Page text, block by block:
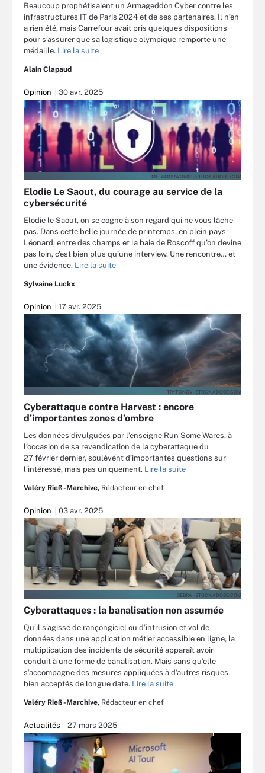
Beaucoup prophétisaient un Armageddon Cyber contre les
infrastructures IT de Paris 2024 et de ses partenaires. Il n’en
a rien été, mais Carrefour avait pris quelques dispositions
pour s’assurer que sa logistique olympique remporte une
médaille. Lire la suite
Alain Clapaud
Opinion 30 avr. 2025
METAMORWORKS - STOCK.ADOBE.COM
Elodie Le Saout, du courage au service de la
cybersécurité
Elodie le Saout, on se cogne à son regard qui ne vous lâche
pas. Dans cette belle journée de printemps, en plein pays
Léonard, entre des champs et la baie de Roscoff qu’on devine
pas loin, c’est bien plus qu’une interview. Une rencontre… et
une évidence. Lire la suite
Sylvaine Luckx
Opinion 17 avr. 2025
TRYFONOV - STOCK.ADOBE.COM
Cyberattaque contre Harvest : encore
d’importantes zones d’ombre
Les données divulguées par l’enseigne Run Some Wares, à
l’occasion de sa revendication de la cyberattaque du
27 février dernier, soulèvent d’importantes questions sur
l’intéressé, mais pas uniquement. Lire la suite
Valéry Rieß-Marchive, Rédacteur en chef
Opinion 03 avr. 2025
SEBRA - STOCK.ADOBE.COM
Cyberattaques : la banalisation non assumée
Qu’il s’agisse de rançongiciel ou d’intrusion et vol de
données dans une application métier accessible en ligne, la
multiplication des incidents de sécurité apparaît avoir
conduit à une forme de banalisation. Mais sans qu’elle
s’accompagne des mesures appliquées à d’autres risques
bien acceptés de longue date. Lire la suite
Valéry Rieß-Marchive, Rédacteur en chef
Actualités 27 mars 2025